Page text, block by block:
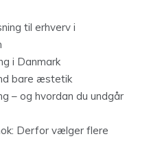
til erhverv i
i Danmark
bare æstetik
– og hvordan du undgår
Derfor vælger flere